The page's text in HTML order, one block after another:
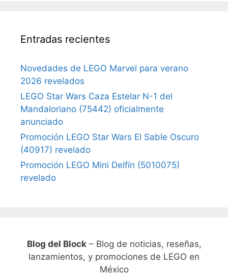
Entradas recientes
Novedades de LEGO Marvel para verano
2026 revelados
LEGO Star Wars Caza Estelar N-1 del
Mandaloriano (75442) oficialmente
anunciado
Promoción LEGO Star Wars El Sable Oscuro
(40917) revelado
Promoción LEGO Mini Delfín (5010075)
revelado
Blog del Block– Blog de noticias, reseñas,
lanzamientos, y promociones de LEGO en
México